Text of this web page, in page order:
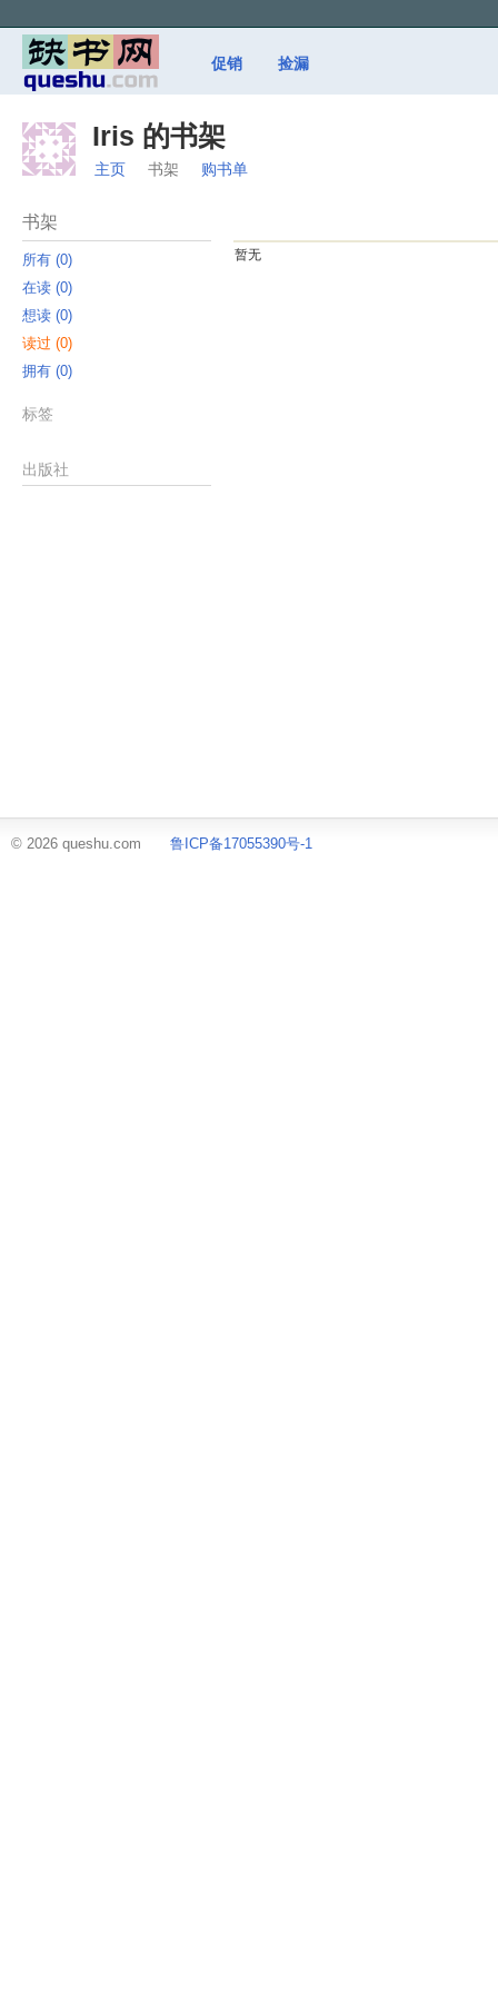
促销 捡漏
Iris 的书架
主页 书架 购书单
书架
所有 ‎(0)
在读 ‎(0)
想读 ‎(0)
读过 ‎(0)
拥有 ‎(0)
标签
出版社
暂无
© 2026 queshu.com 鲁ICP备17055390号-1